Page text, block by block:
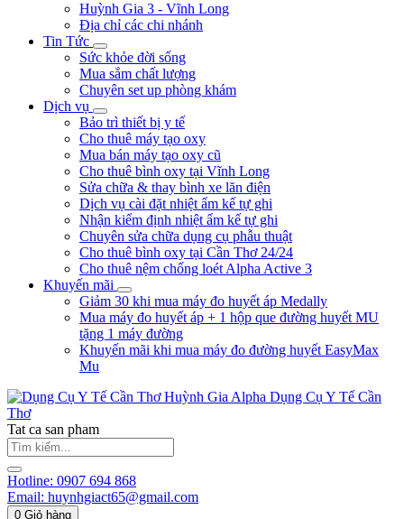
Huỳnh Gia 3 - Vĩnh Long
Địa chỉ các chi nhánh
Tin Tức
Sức khỏe đời sống
Mua sắm chất lượng
Chuyên set up phòng khám
Dịch vụ
Bảo trì thiết bị y tế
Cho thuê máy tạo oxy
Mua bán máy tạo oxy cũ
Cho thuê bình oxy tại Vĩnh Long
Sửa chữa & thay bình xe lăn điện
Dịch vụ cài đặt nhiệt ẩm kế tự ghi
Nhận kiểm định nhiệt ẩm kế tự ghi
Chuyên sửa chữa dụng cụ phẫu thuật
Cho thuê bình oxy tại Cần Thơ 24/24
Cho thuê nệm chống loét Alpha Active 3
Khuyến mãi
Giảm 30 khi mua máy đo huyết áp Medally
Mua máy đo huyết áp + 1 hộp que đường huyết MU
tặng 1 máy đường
Khuyến mãi khi mua máy đo đường huyết EasyMax
Mu
Huỳnh Gia Alpha Dụng Cụ Y Tế Cần
Thơ
Tat ca san pham
Hotline: 0907 694 868
Email: huynhgiact65@gmail.com
0 Giỏ hàng